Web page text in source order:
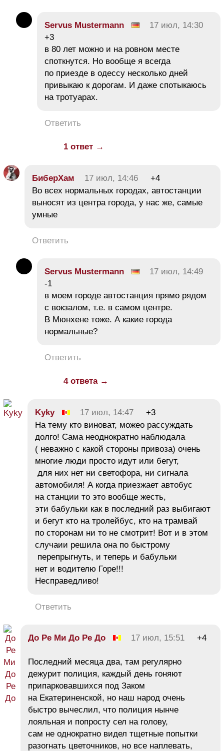
Servus Mustermann
17 июл, 14:30
+3
в 80 лет можно и на ровном месте
споткнутся. Но вообще я всегда
по приезде в одессу несколько дней
привыкаю к дорогам. И даже спотыкаюсь
на тротуарах.
Ответить
1 ответ →
БиберХам 17 июл, 14:46
+4
Во всех нормальных городах, автостанции
выносят из центра города, у нас же, самые
умные
Ответить
Servus Mustermann
17 июл, 14:49
-1
в моем городе автостанция прямо рядом
с вокзалом, т.е. в самом центре.
В Мюнхене тоже. А какие города
нормальные?
Ответить
4 ответа →
Kyky 17 июл, 14:47
+3
На тему кто виноват, можео рассуждать
долго! Сама неоднократно наблюдала
( неважно с какой стороны привоза) очень
многие люди просто идут или бегут,
для них нет ни светофора, ни сигнала
автомобиля! А когда приезжает автобус
на станции то это вообще жесть,
эти бабульки как в последний раз выбигают
и бегут кто на тролейбус, кто на трамвай
по сторонам ни то не смотрит! Вот и в этом
случаии решила она по быстрому
перепрыгнуть, и теперь и бабульки
нет и водителю Горе!!!
Несправедливо!
Ответить
До Ре Ми До Ре До 17 июл, 15:51 +4
Последний месяца два, там регулярно
дежурит полиция, каждый день гоняют
припарковавшихся под Заком
на Екатериненской, но наш народ очень
быстро вычеслил, что полиция нынче
лояльная и попросту сел на голову,
сам не однократно видел тщетные попытки
разогнать цветочников, но все наплевать,